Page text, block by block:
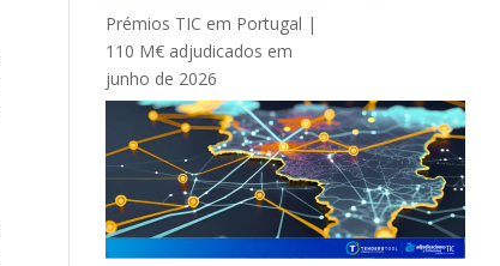
Prémios TIC em Portugal |
110 M€ adjudicados em
junho de 2026